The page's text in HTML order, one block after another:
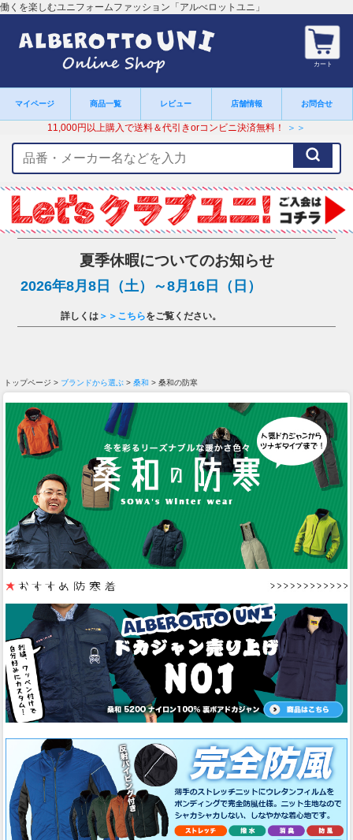
働くを楽しむユニフォームファッション「アルべロットユニ」
カート
マイページ 商品一覧 レビュー 店舗情報 お問合せ
11,000円以上購入で送料＆代引きorコンビニ決済無料！ ＞＞
ー
ワ
ー
ド
夏季休暇についてのお知らせ
2026年8月8日（土）～8月16日（日）
詳しくは ＞＞こちらをご覧ください。
トップページ > ブランドから選ぶ > 桑和 > 桑和の防寒